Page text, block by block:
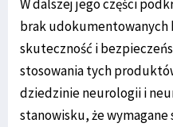
W dalszej jego części
brak
skuteczność i
stosowania tych
dziedzinie neurologii i
stanowisku, że